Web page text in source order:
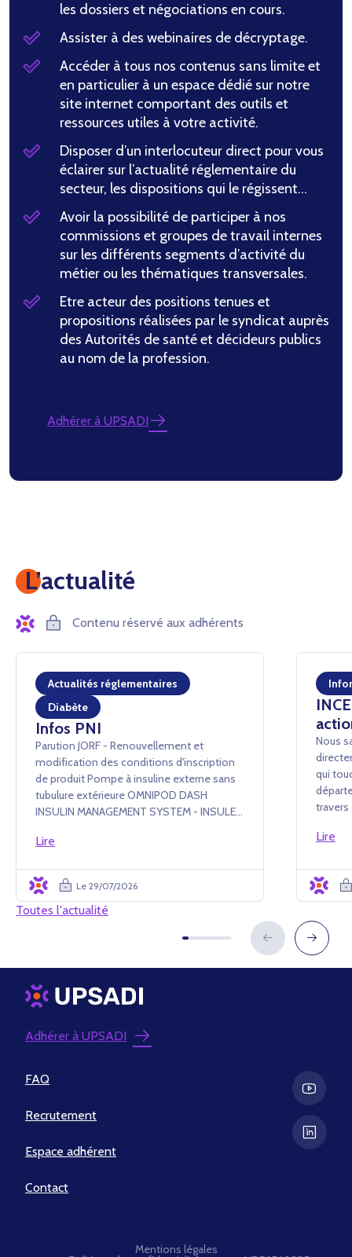
les dossiers et négociations en cours.
Assister à des webinaires de décryptage.
Accéder à tous nos contenus sans limite et
en particulier à un espace dédié sur notre
site internet comportant des outils et
ressources utiles à votre activité.
Disposer d’un interlocuteur direct pour vous
éclairer sur l’actualité réglementaire du
secteur, les dispositions qui le régissent…
Avoir la possibilité de participer à nos
commissions et groupes de travail internes
sur les différents segments d’activité du
métier ou les thématiques transversales.
Etre acteur des positions tenues et
propositions réalisées par le syndicat auprès
des Autorités de santé et décideurs publics
au nom de la profession.
Adhérer à UPSADI
L’actualité
Contenu réservé aux adhérents
Actualités réglementaires
Diabète
Infos PNI
Parution JORF - Renouvellement et
modification des conditions d'inscription
de produit Pompe à insuline externe sans
tubulure extérieure OMNIPOD DASH
INSULIN MANAGEMENT SYSTEM - INSULET
renouvellement d'inscription et
Lire
Le 29/07/2026
Nous
qui
Lire
Toutes l'actualité
Adhérer à UPSADI
FAQ
Recrutement
Espace adhérent
Contact
Mentions légales